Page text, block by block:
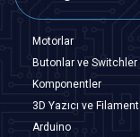
Motorlar
Butonlar ve Switchler
Komponentler
3D Yazıcı ve Filament
Arduino